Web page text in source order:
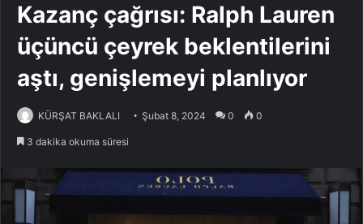
Kazanç çağrısı: Ralph Lauren
üçüncü çeyrek beklentilerini
aştı, genişlemeyi planlıyor
KÜRŞAT BAKLALI Şubat 8, 2024 0 0
3 dakika okuma süresi